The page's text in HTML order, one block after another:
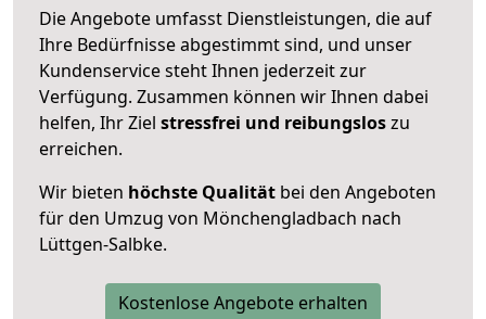
Die Angebote umfasst Dienstleistungen, die auf
Ihre Bedürfnisse abgestimmt sind, und unser
Kundenservice steht Ihnen jederzeit zur
Verfügung. Zusammen können wir Ihnen dabei
helfen, Ihr Ziel stressfrei und reibungsloszu
erreichen.
Wir bieten höchste Qualität bei den Angeboten
für den Umzug von Mönchengladbach nach
Lüttgen-Salbke.
Kostenlose Angebote erhalten